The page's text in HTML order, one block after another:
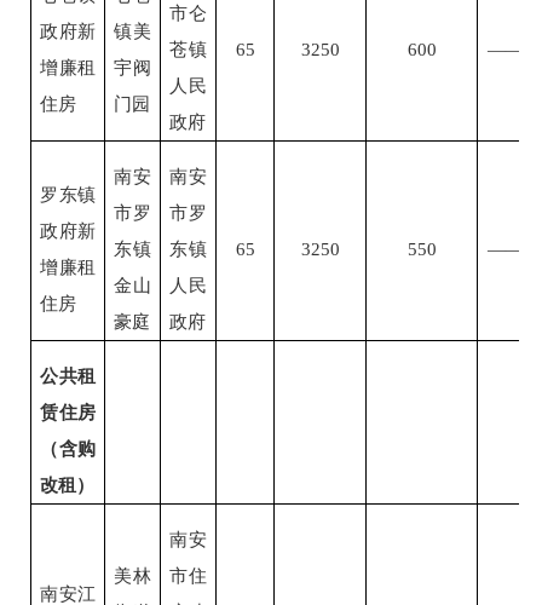
政府新
增廉租
住房
镇美
宇阀
门园
市仑
苍镇
人民
政府
65 3250 600 ——
罗东镇
政府新
增廉租
住房
南安
市罗
东镇
金山
豪庭
南安
市罗
东镇
人民
政府
65 3250 550 ——
公共租
赁住房
（含购
改租）
南安江
美林
南安
市住